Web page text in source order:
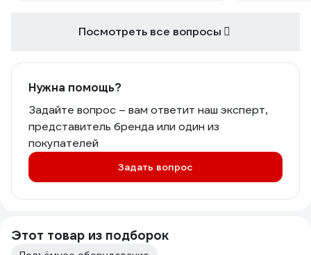
Посмотреть все вопросы
Нужна помощь?
Задайте вопрос – вам ответит наш эксперт,
представитель бренда или один из
покупателей
Задать вопрос
Этот товар из подборок